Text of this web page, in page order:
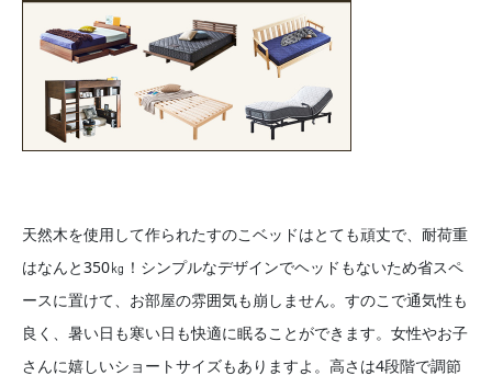
天然木を使用して作られたすのこベッドはとても頑丈で、耐荷重
はなんと350㎏！シンプルなデザインでヘッドもないため省スペ
ースに置けて、お部屋の雰囲気も崩しません。すのこで通気性も
良く、暑い日も寒い日も快適に眠ることができます。女性やお子
さんに嬉しいショートサイズもありますよ。高さは4段階で調節